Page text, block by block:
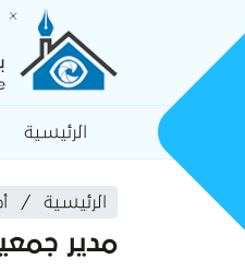
الرئيسية
الرئيسية
مدير